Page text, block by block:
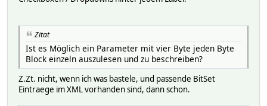
Zitat
Ist es Möglich ein Parameter mit vier Byte jeden Byte
Block einzeln auszulesen und zu beschreiben?
Z.Zt. nicht, wenn ich was bastele, und passende BitSet
Eintraege im XML vorhanden sind, dann schon.